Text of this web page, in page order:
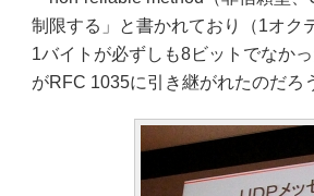
制限する」と書かれており（1オク
1バイトが必ずしも8ビットでなか
がRFC 1035に引き継がれたのだろ